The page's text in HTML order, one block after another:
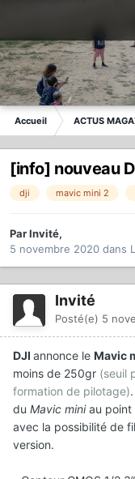
Accueil ACTUS
[info] nouveau
dji mavic mini 2
ParInvité,
5 novembre 2020 dans
Invité
Posté(e) 5
DJI annonce le Mavic
moins de 250gr (seuil
formation de pilotage)
du Mavic miniau point
avec la possibilité de
version.